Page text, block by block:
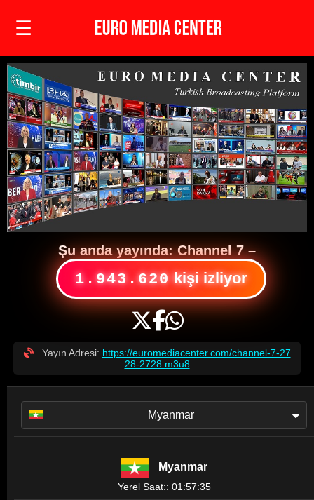
☰
Şu anda yayında:Channel 7–
1.943.620kişi izliyor
Yayın Adresi: https://euromediacenter.com/channel-7-27
28-2728.m3u8
Myanmar
Myanmar
Yerel Saat:: 01:57:35